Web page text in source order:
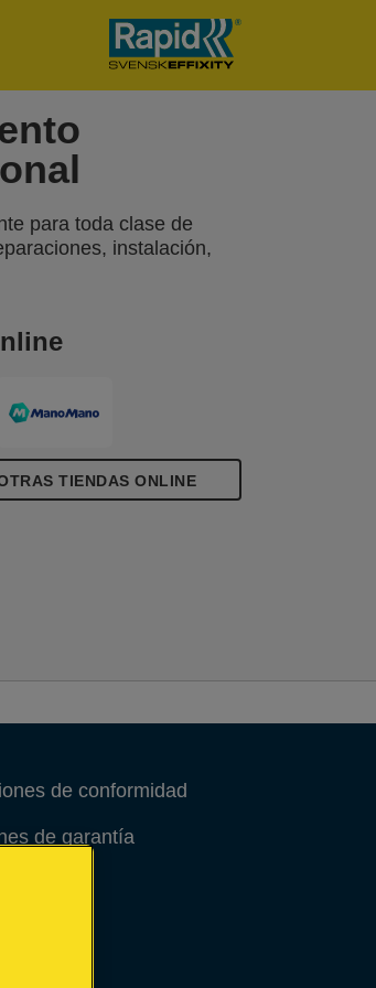
para toda clase de
instalación,
TIENDAS ONLINE
de conformidad
de garantía